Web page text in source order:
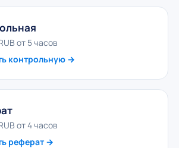
от 5 часов
контрольную →
от 4 часов
реферат →